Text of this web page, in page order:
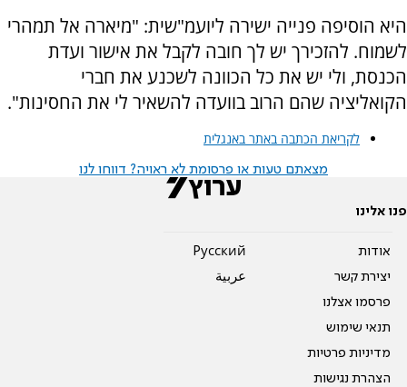
היא הוסיפה פנייה ישירה ליועמ"שית: "מיארה אל תמהרי
לשמוח. להזכירך יש לך חובה לקבל את אישור ועדת
הכנסת, ולי יש את כל הכוונה לשכנע את חברי
הקואליציה שהם הרוב בוועדה להשאיר לי את החסינות".
לקריאת הכתבה באתר באנגלית
מצאתם טעות או פרסומת לא ראויה? דווחו לנו
פנו אלינו
אודות
יצירת קשר
פרסמו אצלנו
תנאי שימוש
מדיניות פרטיות
הצהרת נגישות
Pусский
عربية